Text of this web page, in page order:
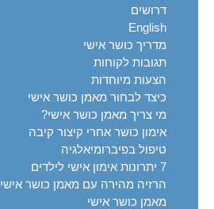
דרושים
English
מדריך כושר אישי
תגובות לקוחות
הצעות מיוחדות
כיצד לבחור מאמן כושר אישי
מי צריך מאמן כושר אישי?
אימון כושר אחרי קיצור קיבה
טיפול בפיברומיאלגיה
7 יתרונות אימון אישי לילדים
הרזיה מהירה עם מאמן כושר אישי
מאמן כושר אישי